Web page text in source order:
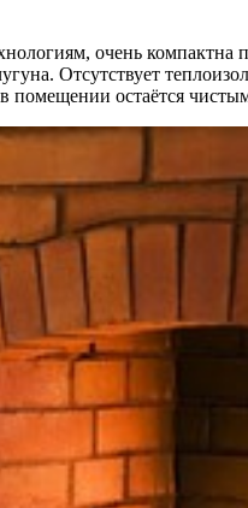
очень
Отсутствует
помещении остаётся